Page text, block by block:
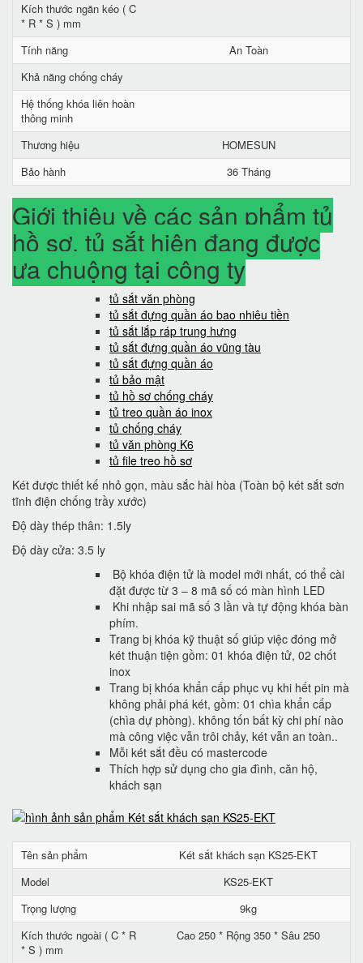
Kích thước ngăn kéo ( C
* R * S ) mm
Tính năng
An Toàn
Khả năng chống cháy
Hệ thống khóa liên hoàn
thông minh
Thương hiệu
HOMESUN
Bảo hành
36 Tháng
Giới thiệu về các sản phẩm tủ
hồ sơ, tủ sắt hiện đang được
ưa chuộng tại công ty
tủ sắt văn phòng
tủ sắt đựng quần áo bao nhiêu tiền
tủ sắt lắp ráp trung hưng
tủ sắt đựng quần áo vũng tàu
tủ sắt đựng quần áo
tủ bảo mật
tủ hồ sơ chống cháy
tủ treo quần áo inox
tủ chống cháy
tủ văn phòng K6
tủ file treo hồ sơ
Két được thiết kế nhỏ gọn, màu sắc hài hòa (Toàn bộ két sắt sơn
tĩnh điện chống trầy xước)
Độ dày thép thân: 1.5ly
Độ dày cửa: 3.5 ly
Bộ khóa điện tử là model mới nhất, có thể cài
đặt được từ 3 – 8 mã số có màn hình LED
Khi nhập sai mã số 3 lần và tự động khóa bàn
phím.
Trang bị khóa kỹ thuật số giúp việc đóng mở
két thuận tiện gồm: 01 khóa điện tử, 02 chốt
inox
Trang bị khóa khẩn cấp phục vụ khi hết pin mà
không phải phá két, gồm: 01 chìa khẩn cấp
(chìa dự phòng). không tốn bất kỳ chi phí nào
mà công việc vẫn trôi chảy, két vẫn an toàn..
Mỗi két sắt đều có mastercode
Thích hợp sử dụng cho gia đình, căn hộ,
khách sạn
Tên sản phẩm
Két sắt khách sạn KS25-EKT
Model
KS25-EKT
Trọng lượng
9kg
Kích thước ngoài ( C * R
* S ) mm
Cao 250 * Rộng 350 * Sâu 250